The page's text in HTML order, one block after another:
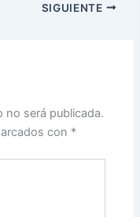
SIGUIENTE
no será publicada.
con *